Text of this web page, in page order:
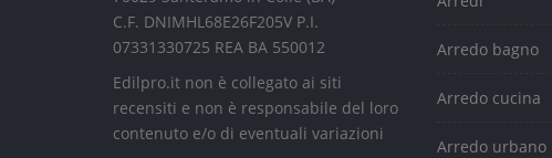
C.F. DNIMHL68E26F205V P.I.
07331330725 REA BA 550012
Edilpro.it non è collegato ai siti
recensiti e non è responsabile del loro
contenuto e/o di eventuali variazioni
Arredo bagno
Arredo cucina
Arredo urbano